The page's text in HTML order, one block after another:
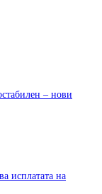
– нови
исплатата на